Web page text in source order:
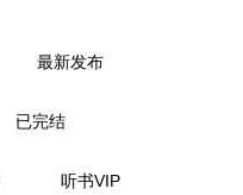
最新发布
已完结
听书VIP